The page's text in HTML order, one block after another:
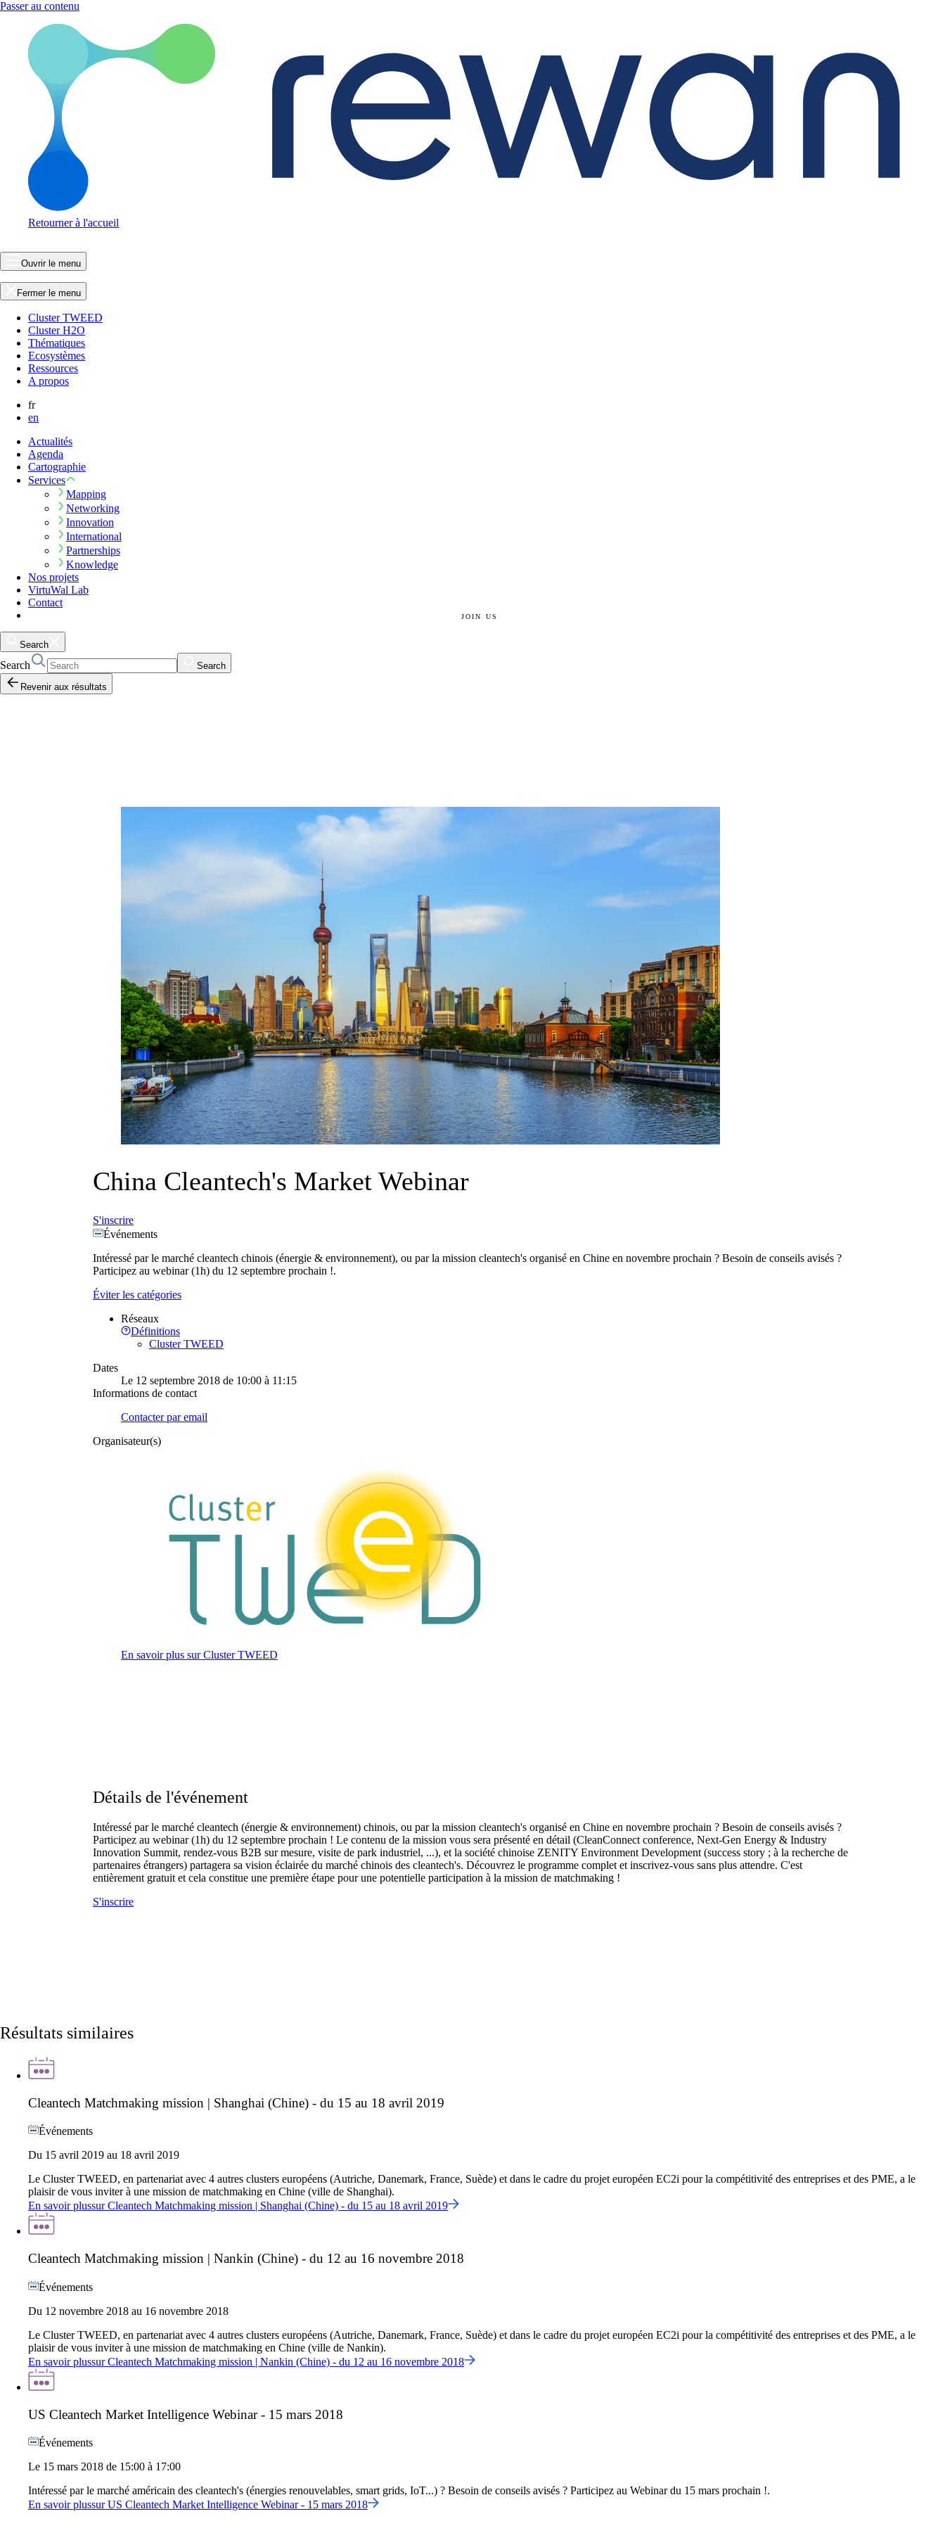
Passer au contenu
Retourner à l'accueil
Ouvrir le menu
Fermer le menu
Cluster TWEED
Cluster H2O
Thématiques
Ecosystèmes
Ressources
A propos
fr
en
Actualités
Agenda
Cartographie
Services
Mapping
Networking
Innovation
International
Partnerships
Knowledge
Nos projets
VirtuWal Lab
Contact
JOIN US
Search
Search
Search
Revenir aux résultats
China Cleantech's Market Webinar
S'inscrire
Événements
Intéressé par le marché cleantech chinois (énergie & environnement), ou par la mission cleantech's organisé en Chine en novembre prochain ? Besoin de conseils avisés ?
Participez au webinar (1h) du 12 septembre prochain !.
Éviter les catégories
Réseaux
Définitions
Cluster TWEED
Dates
Le 12 septembre 2018 de 10:00 à 11:15
Informations de contact
Contacter par email
Organisateur(s)
En savoir plus sur Cluster TWEED
Détails de l'événement
Intéressé par le marché cleantech (énergie & environnement) chinois, ou par la mission cleantech's organisé en Chine en novembre prochain ? Besoin de conseils avisés ?
Participez au webinar (1h) du 12 septembre prochain ! Le contenu de la mission vous sera présenté en détail (CleanConnect conference, Next-Gen Energy & Industry
Innovation Summit, rendez-vous B2B sur mesure, visite de park industriel, ...), et la société chinoise ZENITY Environment Development (success story ; à la recherche de
partenaires étrangers) partagera sa vision éclairée du marché chinois des cleantech's. Découvrez le programme complet et inscrivez-vous sans plus attendre. C'est
entièrement gratuit et cela constitue une première étape pour une potentielle participation à la mission de matchmaking !
S'inscrire
Résultats similaires
Cleantech Matchmaking mission | Shanghai (Chine) - du 15 au 18 avril 2019
Événements
Du 15 avril 2019 au 18 avril 2019
Le Cluster TWEED, en partenariat avec 4 autres clusters européens (Autriche, Danemark, France, Suède) et dans le cadre du projet européen EC2i pour la compétitivité des entreprises et des PME, a le
plaisir de vous inviter à une mission de matchmaking en Chine (ville de Shanghai).
En savoir plussurCleantech Matchmaking mission | Shanghai (Chine) - du 15 au 18 avril 2019
Cleantech Matchmaking mission | Nankin (Chine) - du 12 au 16 novembre 2018
Événements
Du 12 novembre 2018 au 16 novembre 2018
Le Cluster TWEED, en partenariat avec 4 autres clusters européens (Autriche, Danemark, France, Suède) et dans le cadre du projet européen EC2i pour la compétitivité des entreprises et des PME, a le
plaisir de vous inviter à une mission de matchmaking en Chine (ville de Nankin).
En savoir plussurCleantech Matchmaking mission | Nankin (Chine) - du 12 au 16 novembre 2018
US Cleantech Market Intelligence Webinar - 15 mars 2018
Événements
Le 15 mars 2018 de 15:00 à 17:00
Intéressé par le marché américain des cleantech's (énergies renouvelables, smart grids, IoT...) ? Besoin de conseils avisés ? Participez au Webinar du 15 mars prochain !.
En savoir plussurUS Cleantech Market Intelligence Webinar - 15 mars 2018